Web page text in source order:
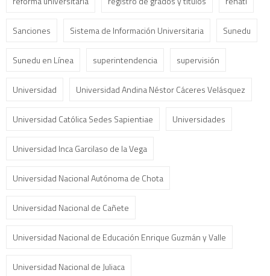
Sanciones Sistema de Información Universitaria Sunedu
Sunedu en Línea superintendencia supervisión
Universidad Universidad Andina Néstor Cáceres Velásquez
Universidad Católica Sedes Sapientiae Universidades
Universidad Inca Garcilaso de la Vega
Universidad Nacional Autónoma de Chota
Universidad Nacional de Cañete
Universidad Nacional de Educación Enrique Guzmán y Valle
Universidad Nacional de Juliaca